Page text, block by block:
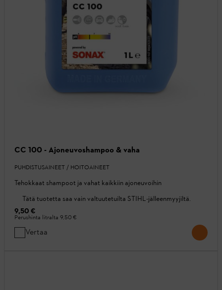
CC 100 - Ajoneuvoshampoo & vaha
PUHDISTUSAINEET / HOITOAINEET
Tehokkaat shampoot ja vahat kaikkiin ajoneuvoihin
Tätä tuotetta saa vain valtuutetuilta STIHL-jälleenmyyjiltä.
9,50 €
Perushinta litralta 9,50 €
Vertaa